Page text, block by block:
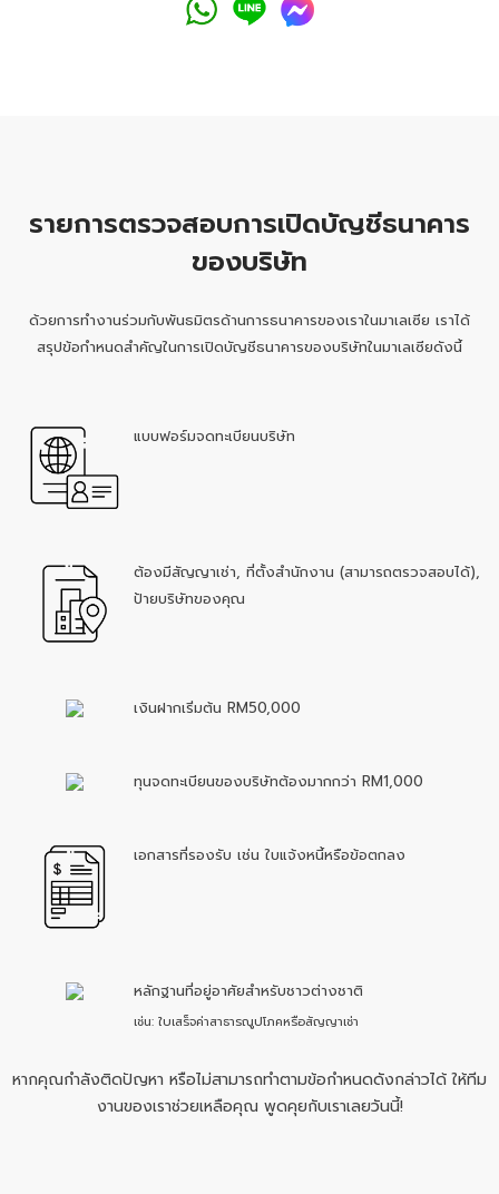
รายการตรวจสอบการเปิดบัญชีธนาคาร
ของบริษัท
ด้วยการทำงานร่วมกับพันธมิตรด้านการธนาคารของเราในมาเลเซีย เราได้
สรุปข้อกำหนดสำคัญในการเปิดบัญชีธนาคารของบริษัทในมาเลเซียดังนี้
แบบฟอร์มจดทะเบียนบริษัท
ต้องมีสัญญาเช่า, ที่ตั้งสำนักงาน (สามารถตรวจสอบได้),
ป้ายบริษัทของคุณ
เงินฝากเริ่มต้น RM50,000
ทุนจดทะเบียนของบริษัทต้องมากกว่า RM1,000
เอกสารที่รองรับ เช่น ใบแจ้งหนี้หรือข้อตกลง
หลักฐานที่อยู่อาศัยสําหรับชาวต่างชาติ
เช่น: ใบเสร็จค่าสาธารณูปโภคหรือสัญญาเช่า
หากคุณกำลังติดปัญหา หรือไม่สามารถทำตามข้อกำหนดดังกล่าวได้ ให้ทีม
งานของเราช่วยเหลือคุณ พูดคุยกับเราเลยวันนี้!